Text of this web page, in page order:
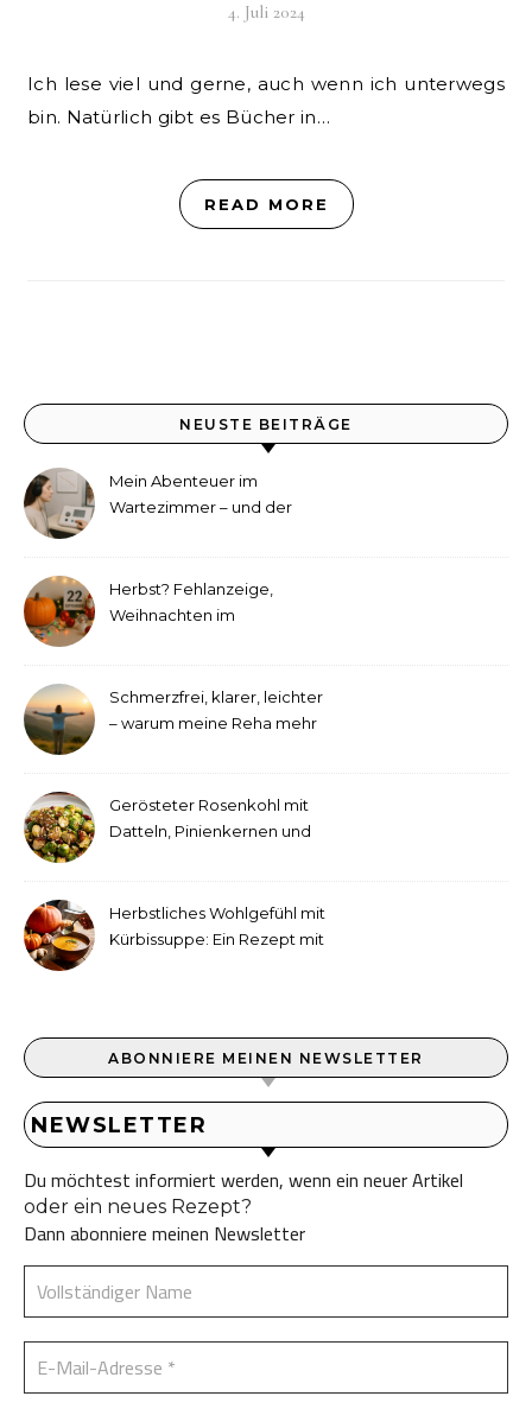
4. Juli 2024
Ich lese viel und gerne, auch wenn ich unterwegs
bin. Natürlich gibt es Bücher in…
READ MORE
NEUSTE BEITRÄGE
Mein Abenteuer im
Wartezimmer – und der
Herbst? Fehlanzeige,
Weihnachten im
Schmerzfrei, klarer, leichter
– warum meine Reha mehr
Gerösteter Rosenkohl mit
Datteln, Pinienkernen und
Herbstliches Wohlgefühl mit
Kürbissuppe: Ein Rezept mit
ABONNIERE MEINEN NEWSLETTER
NEWSLETTER
Du möchtest informiert werden, wenn ein neuer Artikel
oder ein neues Rezept?
Dann abonniere meinen Newsletter